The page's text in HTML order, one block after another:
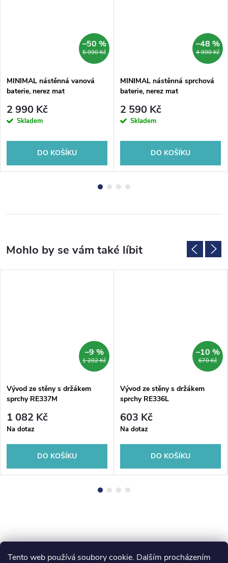
Tento web používá soubory cookie. Dalším procházením
5 990 Kč
–50 %
MINIMAL nástěnná vanová
baterie, nerez mat
2 990 Kč
Skladem
DO KOŠÍKU
4 990 Kč
–48 %
MINIMAL nástěnná sprchová
baterie, nerez mat
2 590 Kč
Skladem
DO KOŠÍKU
1 202 Kč
–9 %
Vývod ze stěny s držákem
sprchy RE337M
1 082 Kč
Na dotaz
DO KOŠÍKU
670 Kč
–10 %
Vývod ze stěny s držákem
sprchy RE336L
603 Kč
Na dotaz
DO KOŠÍKU